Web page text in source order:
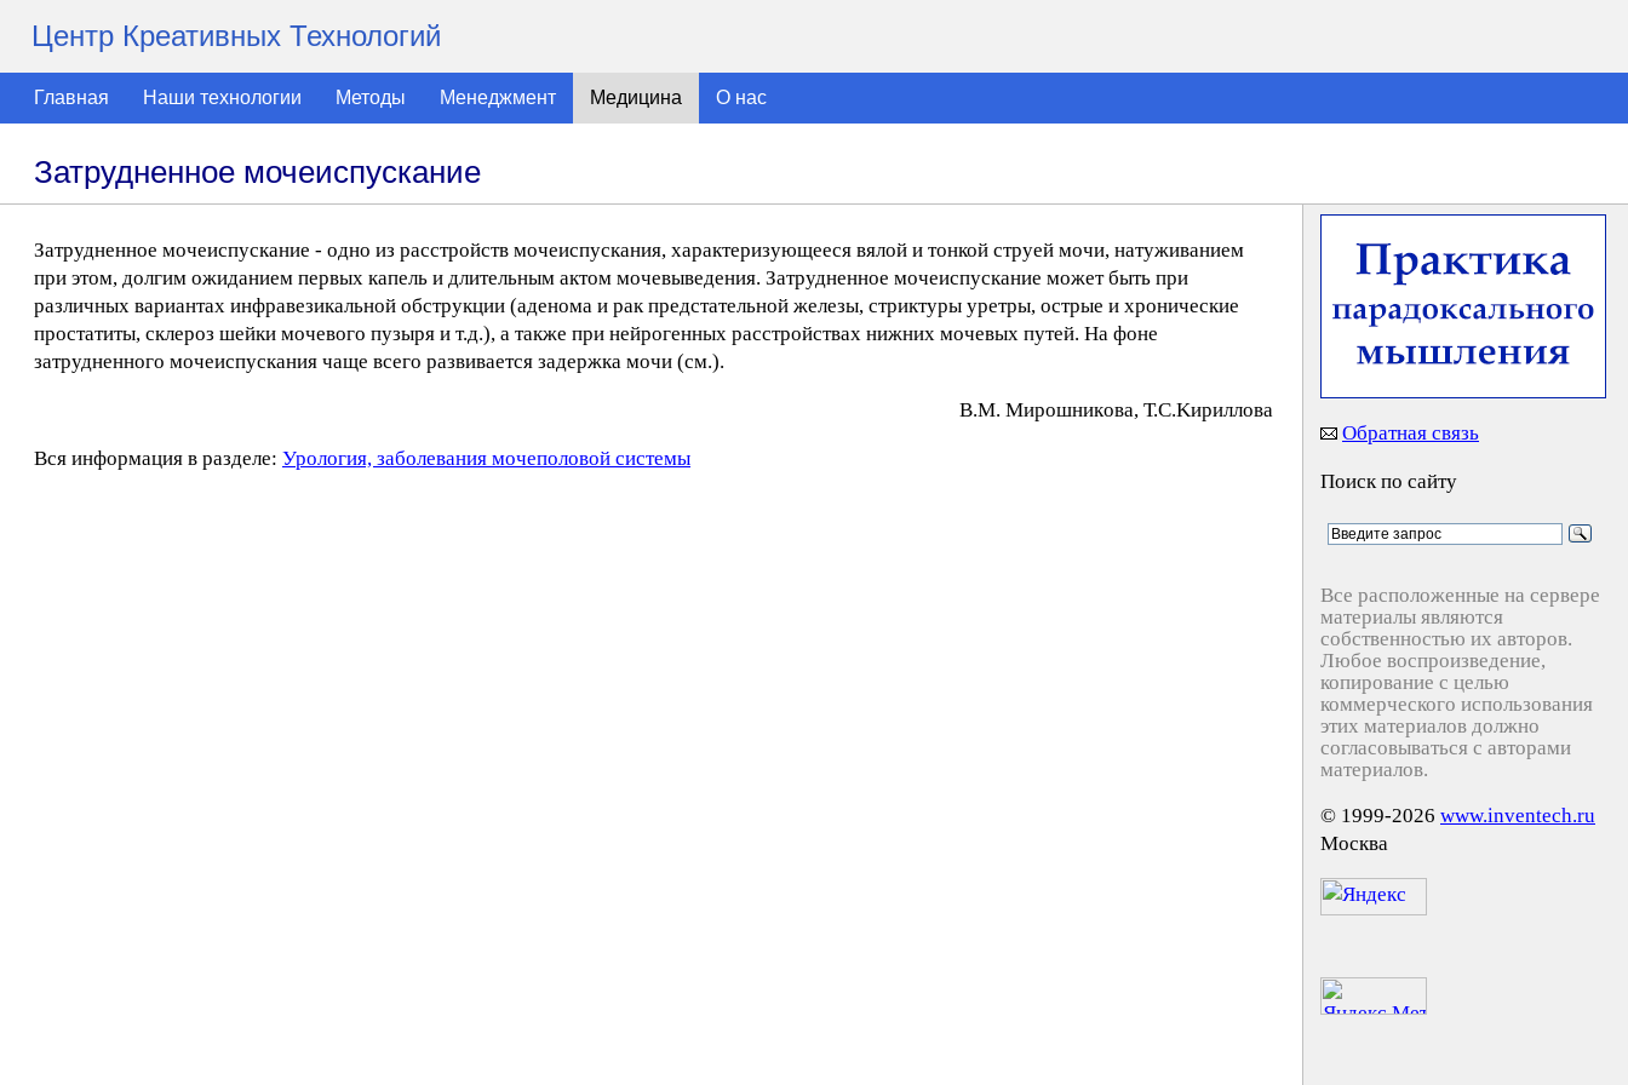
Центр Креативных Технологий
Главная Наши технологии Методы Менеджмент Медицина О нас
Затрудненное мочеиспускание
Затрудненное мочеиспускание - одно из расстройств мочеиспускания, характеризующееся вялой и тонкой струей мочи, натуживанием
при этом, долгим ожиданием первых капель и длительным актом мочевыведения. Затрудненное мочеиспускание может быть при
различных вариантах инфравезикальной обструкции (аденома и рак предстательной железы, стриктуры уретры, острые и хронические
простатиты, склероз шейки мочевого пузыря и т.д.), а также при нейрогенных расстройствах нижних мочевых путей. На фоне
затрудненного мочеиспускания чаще всего развивается задержка мочи (см.).
В.М. Mиpoшникoвa, Т.С.Kиpиллoвa
Вся информация в разделе: Урология, заболевания мочеполовой системы
Обратная связь
Поиск по сайту
Все расположенные на сервере
материалы являются
собственностью их авторов.
Любое воспроизведение,
копирование с целью
коммерческого использования
этих материалов должно
согласовываться с авторами
материалов.
© 1999-2026 www.inventech.ru
Москва